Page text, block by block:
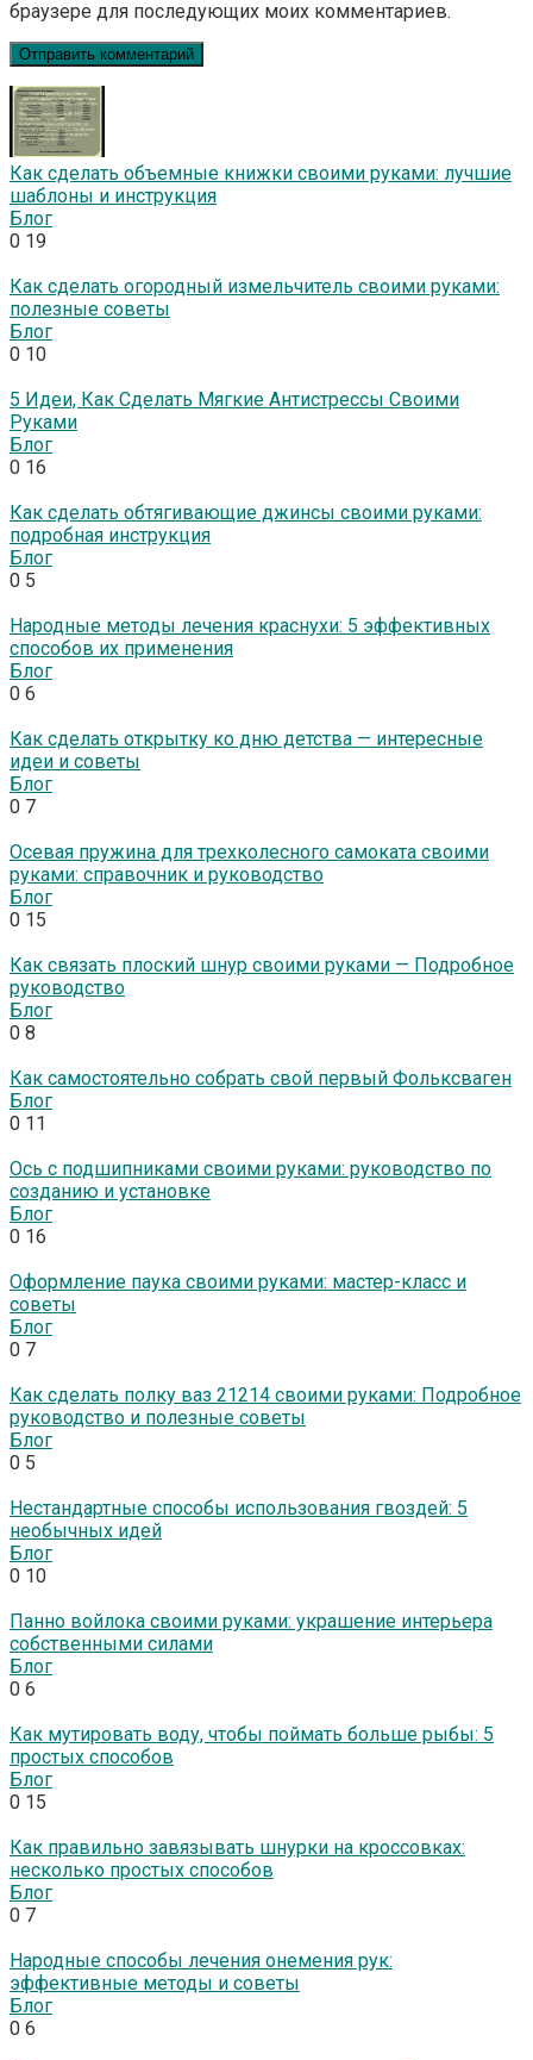
браузере для последующих моих комментариев.
Как сделать объемные книжки своими руками: лучшие
шаблоны и инструкция
Блог
0 19
Как сделать огородный измельчитель своими руками:
полезные советы
Блог
0 10
5 Идеи, Как Сделать Мягкие Антистрессы Своими
Руками
Блог
0 16
Как сделать обтягивающие джинсы своими руками:
подробная инструкция
Блог
0 5
Народные методы лечения краснухи: 5 эффективных
способов их применения
Блог
0 6
Как сделать открытку ко дню детства — интересные
идеи и советы
Блог
0 7
Осевая пружина для трехколесного самоката своими
руками: справочник и руководство
Блог
0 15
Как связать плоский шнур своими руками — Подробное
руководство
Блог
0 8
Как самостоятельно собрать свой первый Фольксваген
Блог
0 11
Ось с подшипниками своими руками: руководство по
созданию и установке
Блог
0 16
Оформление паука своими руками: мастер-класс и
советы
Блог
0 7
Как сделать полку ваз 21214 своими руками: Подробное
руководство и полезные советы
Блог
0 5
Нестандартные способы использования гвоздей: 5
необычных идей
Блог
0 10
Панно войлока своими руками: украшение интерьера
собственными силами
Блог
0 6
Как мутировать воду, чтобы поймать больше рыбы: 5
простых способов
Блог
0 15
Как правильно завязывать шнурки на кроссовках:
несколько простых способов
Блог
0 7
Народные способы лечения онемения рук:
эффективные методы и советы
Блог
0 6